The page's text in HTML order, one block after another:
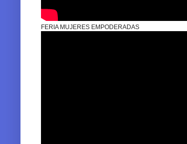
FERIA MUJERES EMPODERADAS